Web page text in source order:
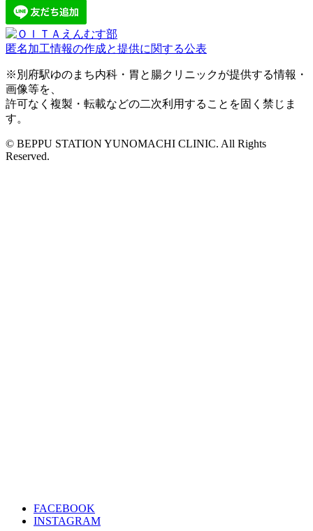
匿名加工情報の作成と提供に関する公表
※別府駅ゆのまち内科・胃と腸クリニックが提供する情報・
画像等を、
許可なく複製・転載などの二次利用することを固く禁じま
す。
© BEPPU STATION YUNOMACHI CLINIC. All Rights
Reserved.
FACEBOOK
INSTAGRAM